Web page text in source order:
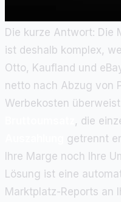
Die kurze Antwort: Die
ist deshalb komplex,
Otto, Kaufland und
netto nach Abzug von
Werbekosten
, die
getrennt
Ihre Marge noch Ihre
Lösung ist eine
Marktplatz-Reports an